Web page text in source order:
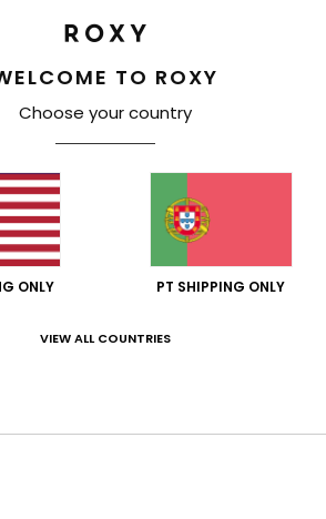
TO ROXY
Choose your country
ONLY PT SHIPPING ONLY
VIEW ALL COUNTRIES